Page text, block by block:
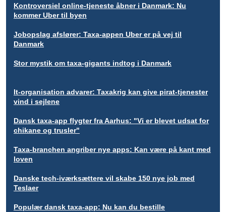
Kontroversiel online-tjeneste åbner i Danmark: Nu
kommer Uber til byen
Jobopslag afslører: Taxa-appen Uber er på vej til
Danmark
Stor mystik om taxa-gigants indtog i Danmark
It-organisation advarer: Taxakrig kan give pirat-tjenester
vind i sejlene
Dansk taxa-app flygter fra Aarhus: "Vi er blevet udsat for
chikane og trusler"
Taxa-branchen angriber nye apps: Kan være på kant med
loven
Danske tech-iværksættere vil skabe 150 nye job med
Teslaer
Populær dansk taxa-app: Nu kan du bestille